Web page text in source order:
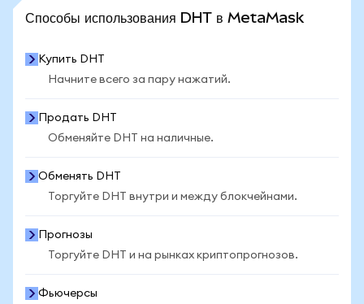
Способы использования DHT в MetaMask
Купить DHT
Начните всего за пару нажатий.
Продать DHT
Обменяйте DHT на наличные.
Обменять DHT
Торгуйте DHT внутри и между блокчейнами.
Прогнозы
Торгуйте DHT и на рынках криптопрогнозов.
Фьючерсы